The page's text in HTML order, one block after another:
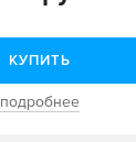
КУПИТЬ
подробнее